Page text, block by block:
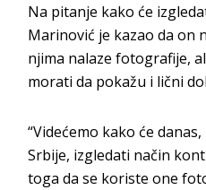
Na pitanje kako će
Marinović je kazao da on
njima nalaze fotografije,
morati da pokažu i lični
“Videćemo kako će
Srbije, izgledati način
toga da se koriste one